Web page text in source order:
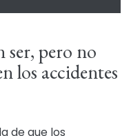
ser, pero no
los accidentes
de que los